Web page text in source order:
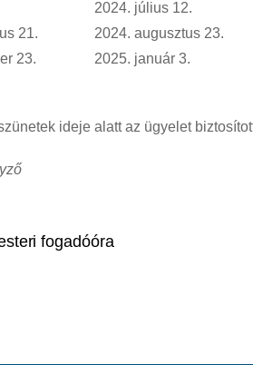
2024. július 12.
21.
2024. augusztus 23.
23.
2025. január 3.
ideje alatt az ügyelet
fogadóóra